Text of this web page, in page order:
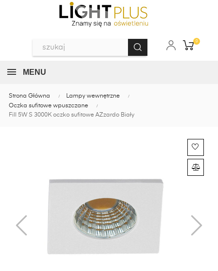
0
MENU
Strona Główna
Lampy wewnętrzne
Oczka sufitowe wpuszczane
Fill 5W S 3000K oczko sufitowe AZzardo Biały